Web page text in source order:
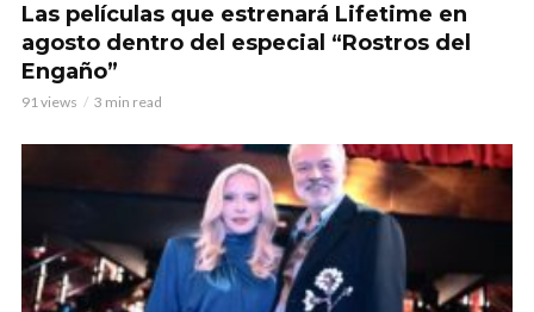
Las películas que estrenará Lifetime en
agosto dentro del especial “Rostros del
Engaño”
91 views 3 min read